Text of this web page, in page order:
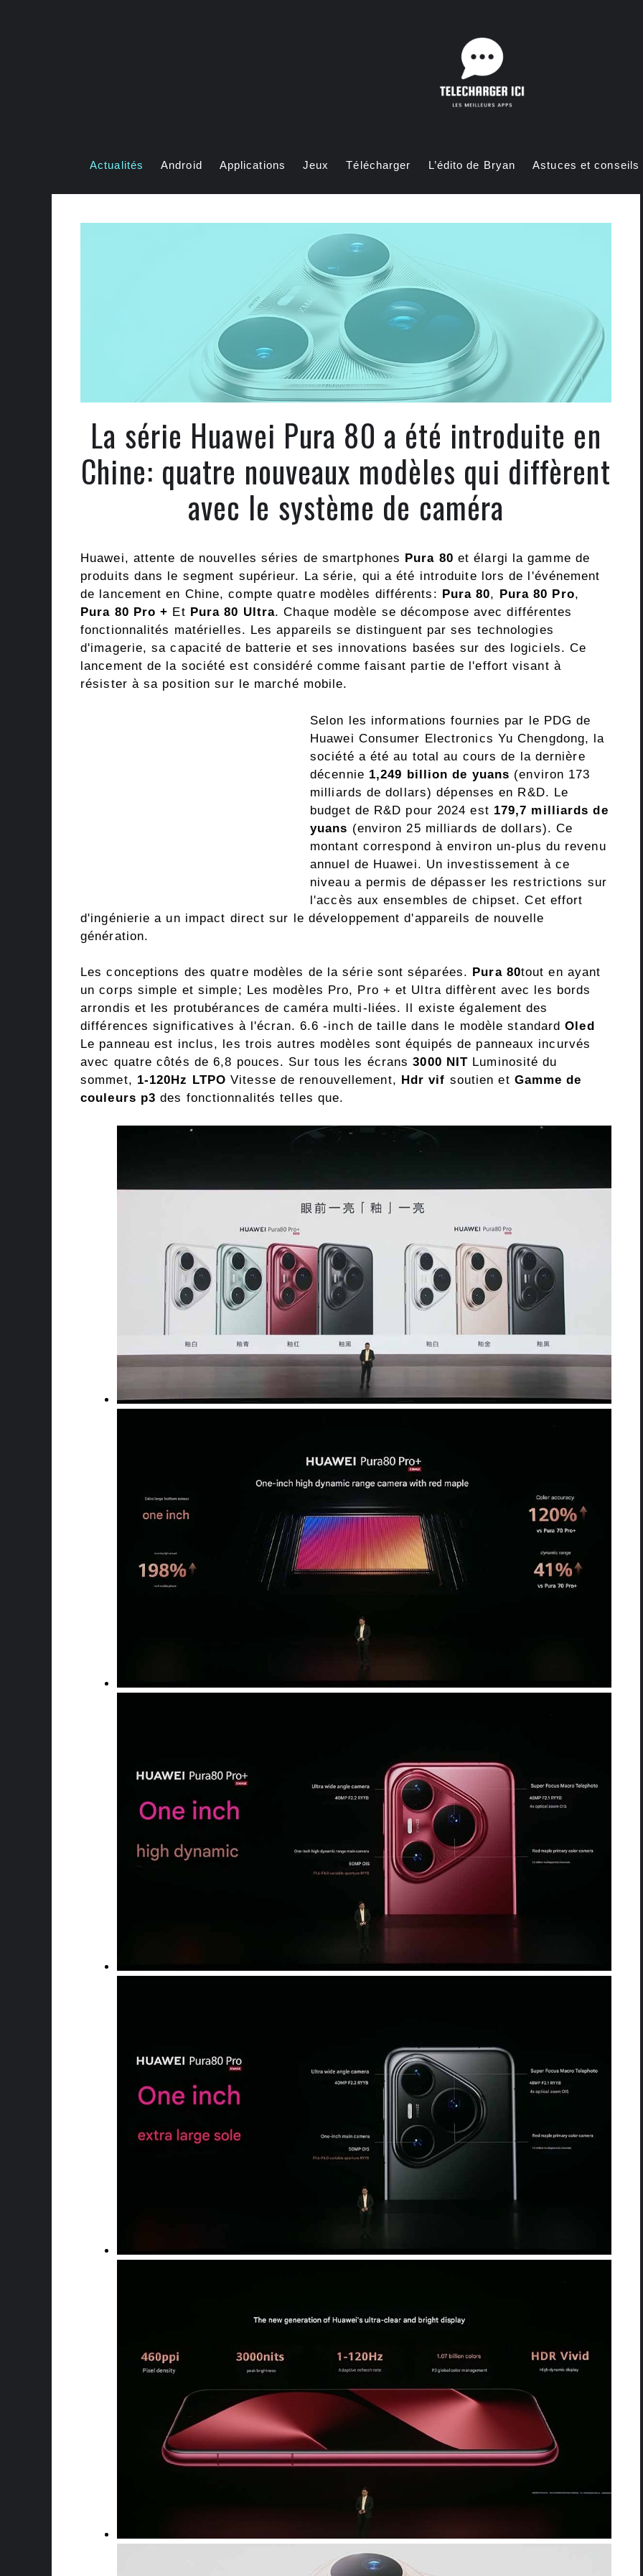
Actualités Android Applications Jeux Télécharger L’édito de Bryan Astuces et conseils
La série Huawei Pura 80 a été introduite en
Chine: quatre nouveaux modèles qui diffèrent
avec le système de caméra
Huawei, attente de nouvelles séries de smartphones Pura 80 et élargi la gamme de
produits dans le segment supérieur. La série, qui a été introduite lors de l'événement
de lancement en Chine, compte quatre modèles différents: Pura 80, Pura 80 Pro,
Pura 80 Pro + Et Pura 80 Ultra. Chaque modèle se décompose avec différentes
fonctionnalités matérielles. Les appareils se distinguent par ses technologies
d'imagerie, sa capacité de batterie et ses innovations basées sur des logiciels. Ce
lancement de la société est considéré comme faisant partie de l'effort visant à
résister à sa position sur le marché mobile.
Selon les informations fournies par le PDG de
Huawei Consumer Electronics Yu Chengdong, la
société a été au total au cours de la dernière
décennie 1,249 billion de yuans (environ 173
milliards de dollars) dépenses en R&D. Le
budget de R&D pour 2024 est 179,7 milliards de
yuans (environ 25 milliards de dollars). Ce
montant correspond à environ un-plus du revenu
annuel de Huawei. Un investissement à ce
niveau a permis de dépasser les restrictions sur
l'accès aux ensembles de chipset. Cet effort
d'ingénierie a un impact direct sur le développement d'appareils de nouvelle
génération.
Les conceptions des quatre modèles de la série sont séparées. Pura 80tout en ayant
un corps simple et simple; Les modèles Pro, Pro + et Ultra diffèrent avec les bords
arrondis et les protubérances de caméra multi-liées. Il existe également des
différences significatives à l'écran. 6.6 -inch de taille dans le modèle standardOled
Le panneau est inclus, les trois autres modèles sont équipés de panneaux incurvés
avec quatre côtés de 6,8 pouces. Sur tous les écrans3000 NIT Luminosité du
sommet, 1-120Hz LTPO Vitesse de renouvellement, Hdr vif soutien et Gamme de
couleurs p3 des fonctionnalités telles que.